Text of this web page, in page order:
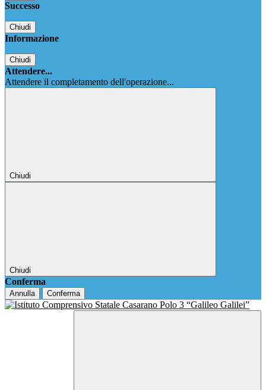
Successo
Chiudi
Informazione
Chiudi
Attendere...
Attendere il completamento dell'operazione...
Chiudi
Chiudi
Conferma
Annulla Conferma